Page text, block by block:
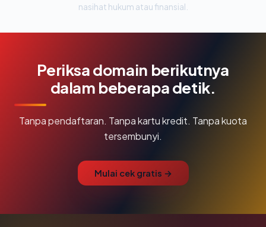
nasihat hukum atau finansial.
Periksa domain berikutnya
dalam beberapa detik.
Tanpa pendaftaran. Tanpa kartu kredit. Tanpa kuota
tersembunyi.
Mulai cek gratis →